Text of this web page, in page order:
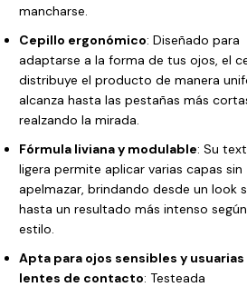
mancharse.
Cepillo ergonómico: Diseñado para
adaptarse a la forma de tus ojos, el
distribuye el producto de manera
alcanza hasta las pestañas más
realzando la mirada.
Fórmula liviana y modulable: Su
ligera permite aplicar varias capas sin
apelmazar, brindando desde un look
hasta un resultado más intenso
estilo.
Apta para ojos sensibles y usuarias
lentes de contacto: Testeada